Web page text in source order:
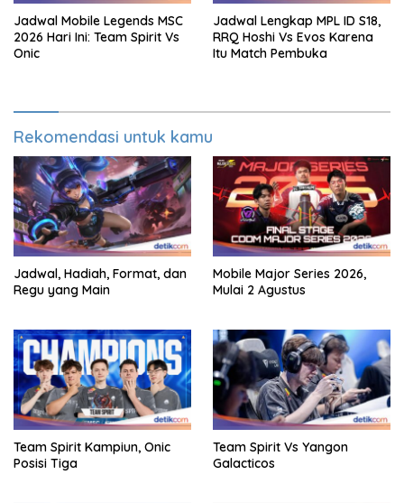
Jadwal Mobile Legends MSC
2026 Hari Ini: Team Spirit Vs
Onic
Jadwal Lengkap MPL ID S18,
RRQ Hoshi Vs Evos Karena
Itu Match Pembuka
Rekomendasi untuk kamu
Jadwal, Hadiah, Format, dan
Regu yang Main
Mobile Major Series 2026,
Mulai 2 Agustus
Team Spirit Kampiun, Onic
Posisi Tiga
Team Spirit Vs Yangon
Galacticos